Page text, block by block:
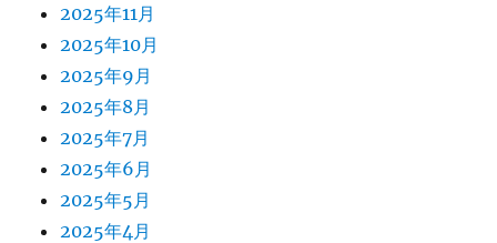
2025年11月
2025年10月
2025年9月
2025年8月
2025年7月
2025年6月
2025年5月
2025年4月